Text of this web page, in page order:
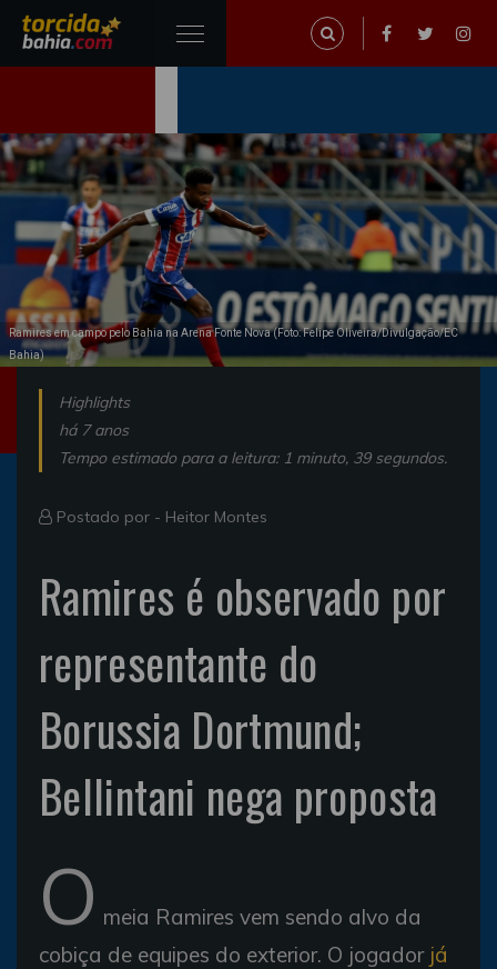
Ramires em campo pelo Bahia na Arena Fonte Nova (Foto: Felipe Oliveira/Divulgação/EC
Bahia)
Highlights
há 7 anos
Tempo estimado para a leitura: 1 minuto, 39 segundos.
Postado por - Heitor Montes
Ramires é observado por
representante do
Borussia Dortmund;
Bellintani nega proposta
O meia Ramires vem sendo alvo da
cobiça de equipes do exterior. O jogador já